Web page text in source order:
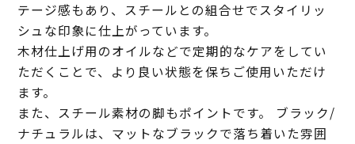
テージ感もあり、スチールとの組合せでスタイリッ
シュな印象に仕上がっています。
木材仕上げ用のオイルなどで定期的なケアをしてい
ただくことで、より良い状態を保ちご使用いただけ
ます。
また、スチール素材の脚もポイントです。 ブラック/
ナチュラルは、マットなブラックで落ち着いた雰囲